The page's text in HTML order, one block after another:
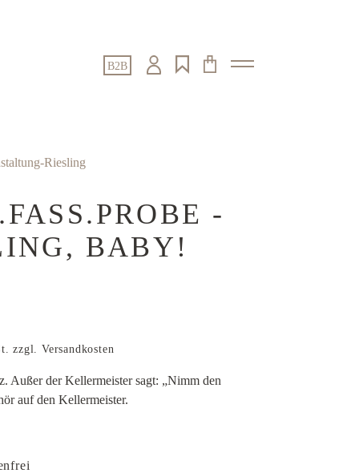
B2B
Riesling
-
BABY!
zzgl. Versandkosten
Außer der Kellermeister sagt: „Nimm den
auf den Kellermeister.